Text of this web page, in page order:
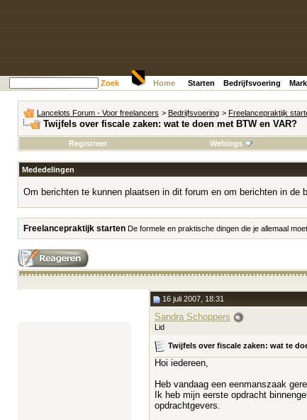
Zoek Home Starten Bedrijfsvoering
Lancelots Forum - Voor freelancers > Bedrijfsvoering > Freelancepraktijk
Twijfels over fiscale zaken: wat te doen met BTW en VAR?
Registreer
Weblogs
Mededelingen
Om berichten te kunnen plaatsen in dit forum en om berichten in
Freelancepraktijk starten De formele en praktische dingen die je allemaal
16 juli 2007, 18:31
Sandra Schoppers
Lid
Twijfels over fiscale zaken: wat te
Hoi iedereen,
Heb vandaag een eenmanszaak
Ik heb mijn eerste opdracht
opdrachtgevers.